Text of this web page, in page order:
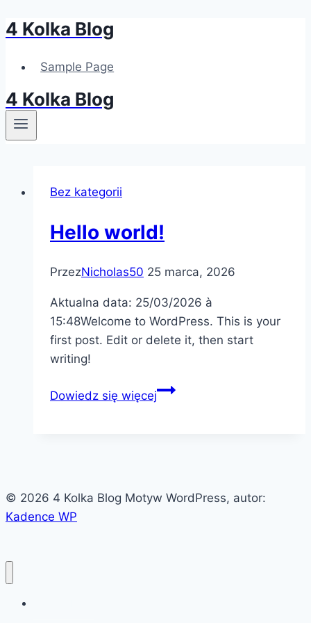
Przejdź
treści
4 Kolka Blog
Sample Page
4 Kolka Blog
Bez kategorii
Hello world!
PrzezNicholas50 25 marca, 2026
Aktualna data: 25/03/2026 à
15:48Welcome to WordPress. This is your
first post. Edit or delete it, then start
writing!
Dowiedz się więcejHello
© 2026 4 Kolka Blog Motyw WordPress, autor:
Kadence WP